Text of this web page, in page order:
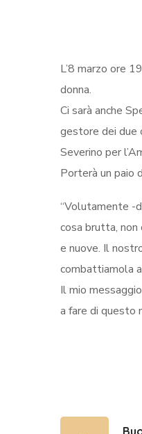
L’8 marzo ore
donna.
Ci sarà anche
gestore dei due
Severino per
Porterà un paio
“Volutamente -
cosa brutta, non
e nuove. Il
combattiamola
Il mio
a fare di questo